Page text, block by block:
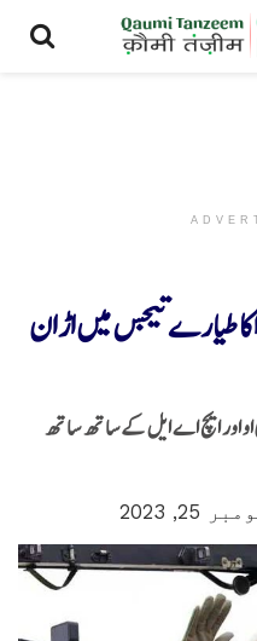
طیارے تیجس میں اڑان
او اور ایچ اے ایل کے ساتھ ساتھ
25, 2023